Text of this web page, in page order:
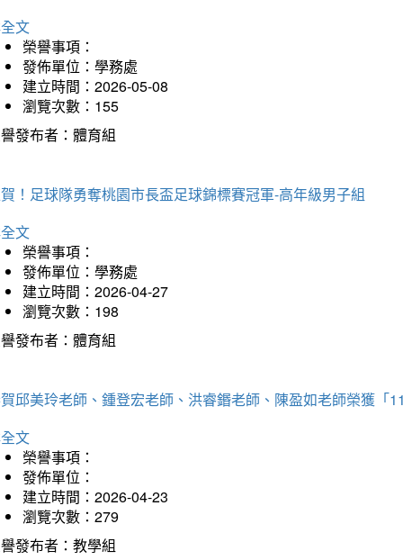
文
榮譽事項：
發佈單位：學務處
建立時間：2026-05-08
瀏覽次數：155
發布者：體育組
！足球隊勇奪桃園市長盃足球錦標賽冠軍-高年級男子組
文
榮譽事項：
發佈單位：學務處
建立時間：2026-04-27
瀏覽次數：198
發布者：體育組
邱美玲老師、鍾登宏老師、洪睿鍲老師、陳盈如老師榮獲「
文
榮譽事項：
發佈單位：
建立時間：2026-04-23
瀏覽次數：279
發布者：教學組